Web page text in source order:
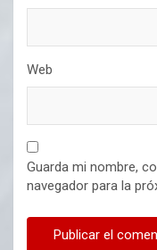
Web
Guarda mi nombre,
navegador para la